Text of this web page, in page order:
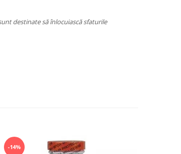
destinate să înlocuiască sfaturile
-14%